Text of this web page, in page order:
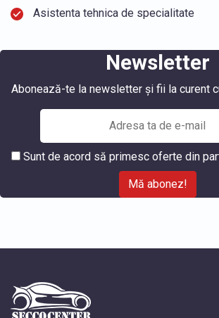
Asistenta tehnica de specialitate
Newsletter
Abonează-te la newsletter și fii la curent
Sunt de acord să primesc oferte din
Mă abonez!